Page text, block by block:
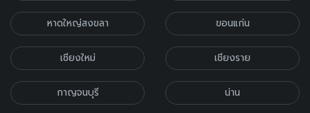
หาดใหญ่สงขลา ขอนแก่น
เชียงใหม่ เชียงราย
กาญจนบุรี น่าน